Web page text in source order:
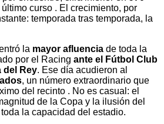
curso . El crecimiento, por
temporada tras temporada, la
la mayor afluencia de toda la
por el Racing ante el Fútbol Club
del Rey. Ese día acudieron al
, un número extraordinario que
del recinto . No es casual: el
de la Copa y la ilusión del
la capacidad del estadio.